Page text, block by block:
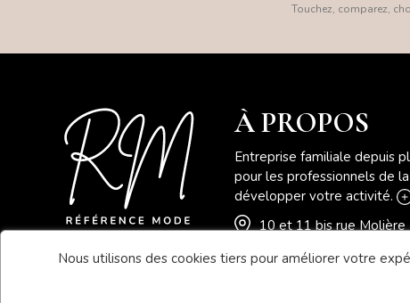
Touchez, comparez,
À PROPOS
Entreprise familiale depuis
pour les professionnels de
développer votre activité.
10 et 11 bis rue Molière
04 78 41 78 46
Nous utilisons des cookies tiers pour améliorer votre